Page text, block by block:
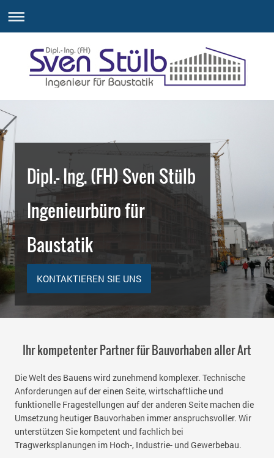
Dipl.- Ing. (FH) Sven Stülb
Ingenieurbüro für
Baustatik
KONTAKTIEREN SIE UNS
Ihr kompetenter Partner für Bauvorhaben aller Art
Die Welt des Bauens wird zunehmend komplexer. Technische
Anforderungen auf der einen Seite, wirtschaftliche und
funktionelle Fragestellungen auf der anderen Seite machen die
Umsetzung heutiger Bauvorhaben immer anspruchsvoller. Wir
unterstützen Sie kompetent und fachlich bei
Tragwerksplanungen im Hoch-, Industrie- und Gewerbebau.